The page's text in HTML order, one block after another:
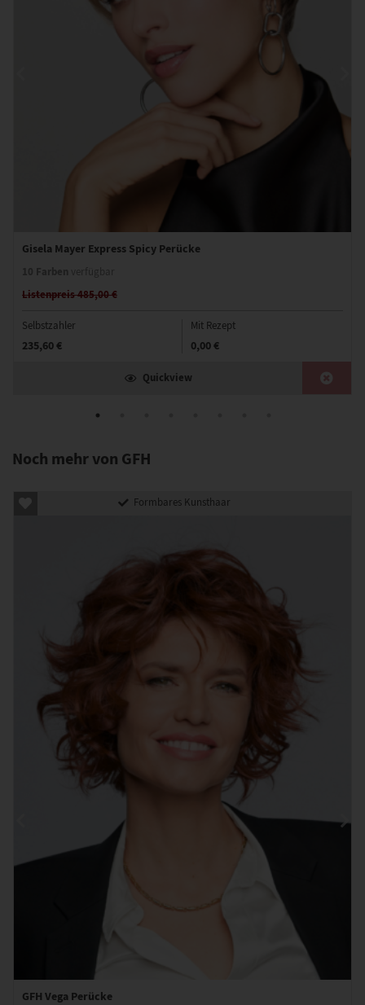
Gisela Mayer Express Spicy Perücke
Listenpreis 485,00 €
Selbstzahler
235,60 €
Mit Rezept
0,00 €
Quickview
Noch mehr von GFH
Formbares Kunsthaar
GFH Vega Perücke